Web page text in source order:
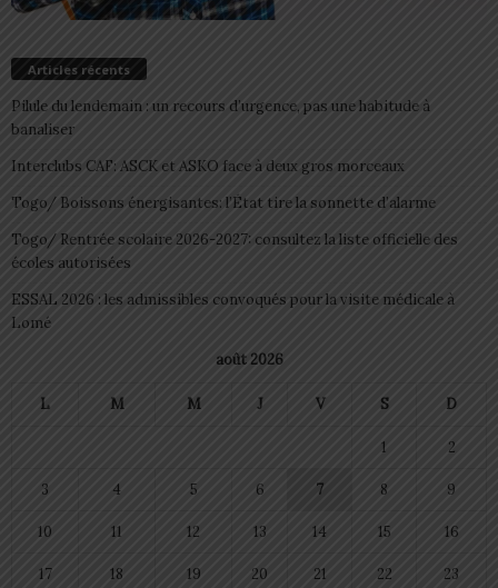
Articles récents
Pilule du lendemain : un recours d’urgence, pas une habitude à
banaliser
Interclubs CAF: ASCK et ASKO face à deux gros morceaux
Togo/ Boissons énergisantes: l’État tire la sonnette d’alarme
Togo/ Rentrée scolaire 2026-2027: consultez la liste officielle des
écoles autorisées
ESSAL 2026 : les admissibles convoqués pour la visite médicale à
Lomé
août 2026
L M M J V S D
1 2
3 4 5 6 7 8 9
10 11 12 13 14 15 16
17 18 19 20 21 22 23